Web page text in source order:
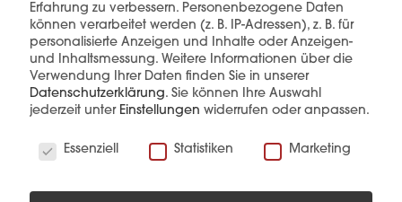
Mehr Details Produkt anfragen
Erfahrung zu verbessern. Personenbezogene Daten
können verarbeitet werden (z. B. IP-Adressen), z. B. für
personalisierte Anzeigen und Inhalte oder Anzeigen-
und Inhaltsmessung. Weitere Informationen über die
Verwendung Ihrer Daten finden Sie in unserer
Datenschutzerklärung. Sie können Ihre Auswahl
jederzeit unter Einstellungen widerrufen oder anpassen.
Essenziell
Statistiken Marketing